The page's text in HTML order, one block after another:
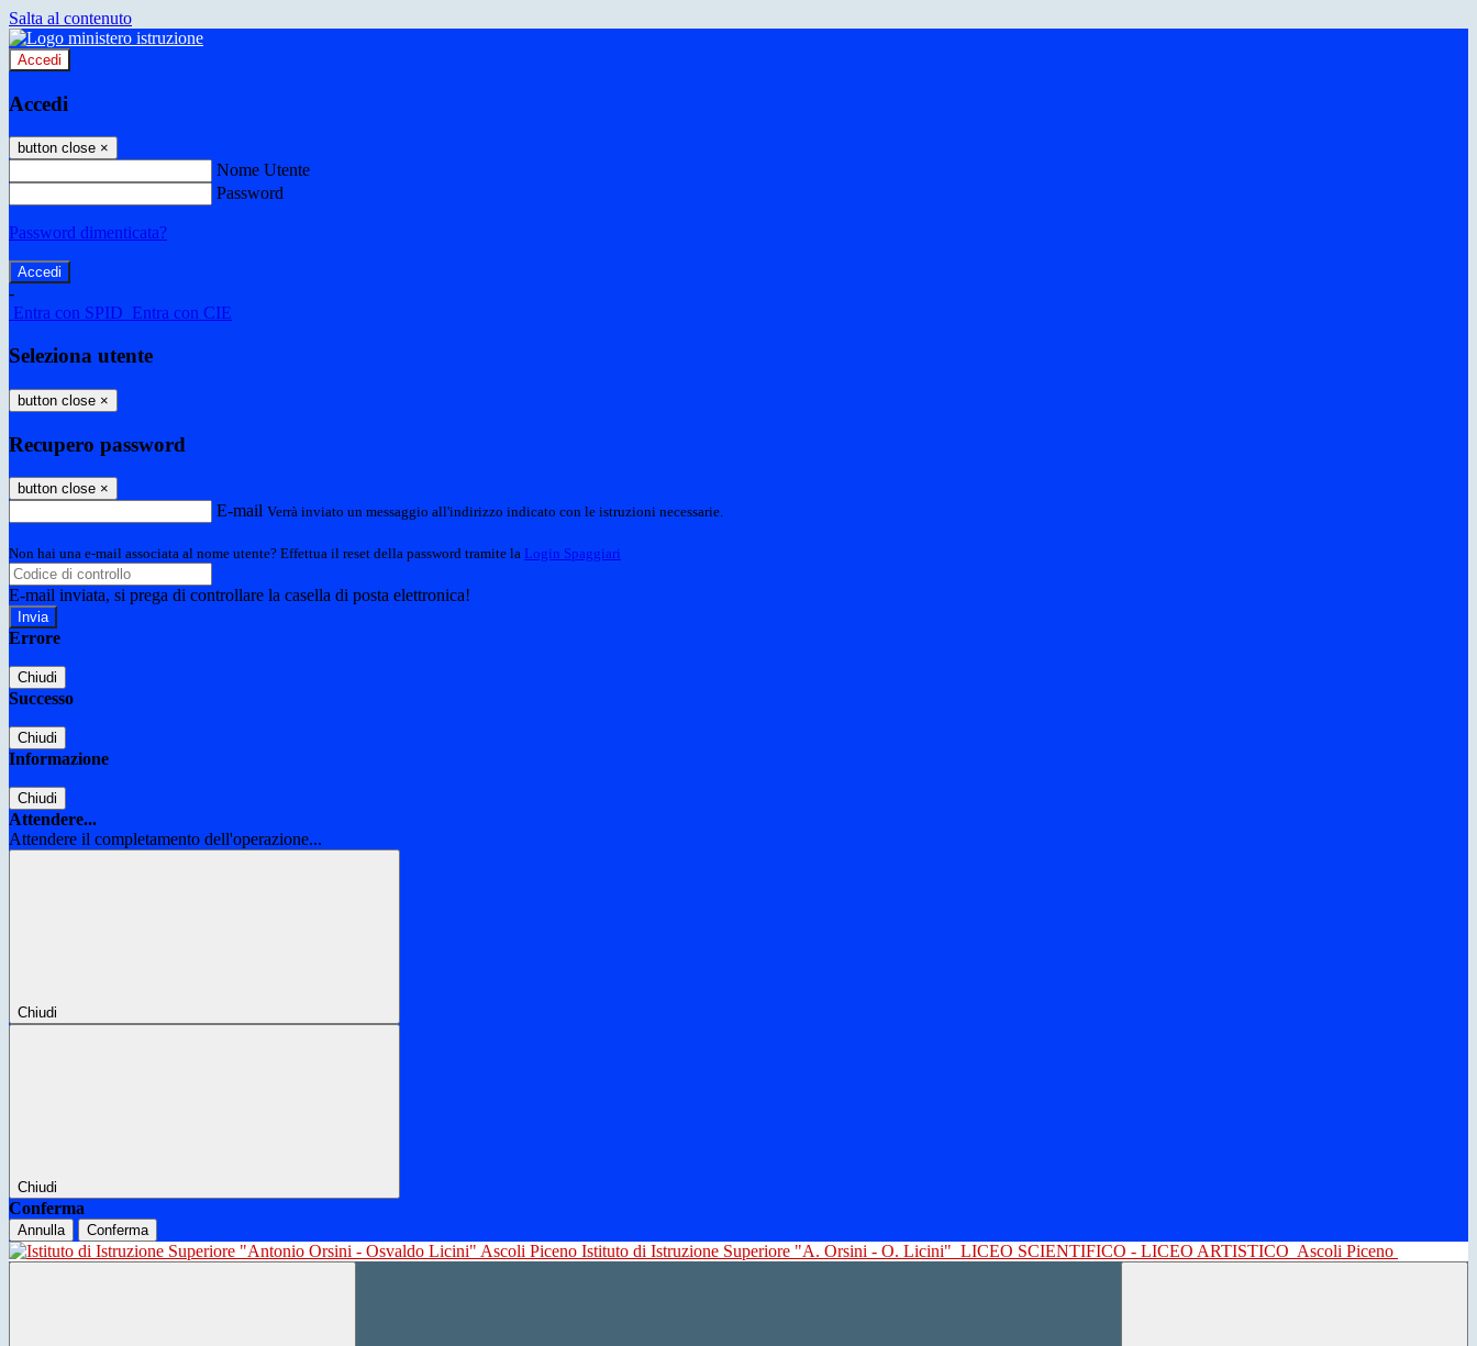
Salta al contenuto
Accedi
Accedi
button close ×
Nome Utente
Password
Password dimenticata?
-
Entra con SPID Entra con CIE
Seleziona utente
button close ×
Recupero password
button close ×
E-mail Verrà inviato un messaggio all'indirizzo indicato con le istruzioni necessarie.
Non hai una e-mail associata al nome utente? Effettua il reset della password tramite la Login Spaggiari
E-mail inviata, si prega di controllare la casella di posta elettronica!
Errore
Chiudi
Successo
Chiudi
Informazione
Chiudi
Attendere...
Attendere il completamento dell'operazione...
Chiudi
Chiudi
Conferma
Annulla Conferma
Istituto di Istruzione Superiore "A. Orsini - O. Licini" LICEO SCIENTIFICO - LICEO ARTISTICO Ascoli Piceno